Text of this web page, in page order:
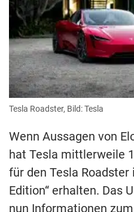
Tesla Roadster, Bild: Tesla
Wenn Aussagen von
hat Tesla mittlerweile
für den Tesla Roadster
Edition“ erhalten. Das
nun Informationen